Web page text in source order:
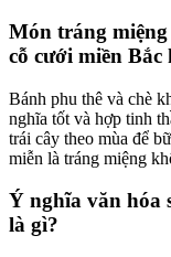
Món tráng
cỗ cưới miền Bắc
Bánh phu thê và chè
nghĩa tốt và hợp tinh
trái cây theo mùa để
miễn là tráng miệng
Ý nghĩa văn hóa
là gì?